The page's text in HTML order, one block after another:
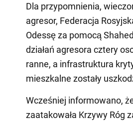
Dla przypomnienia,
agresor, Federacja
Odessę za pomocą
działań agresora cztery
ranne, a infrastruktura
mieszkalne zostały
Wcześniej informowano,
zaatakowała Krzywy Róg